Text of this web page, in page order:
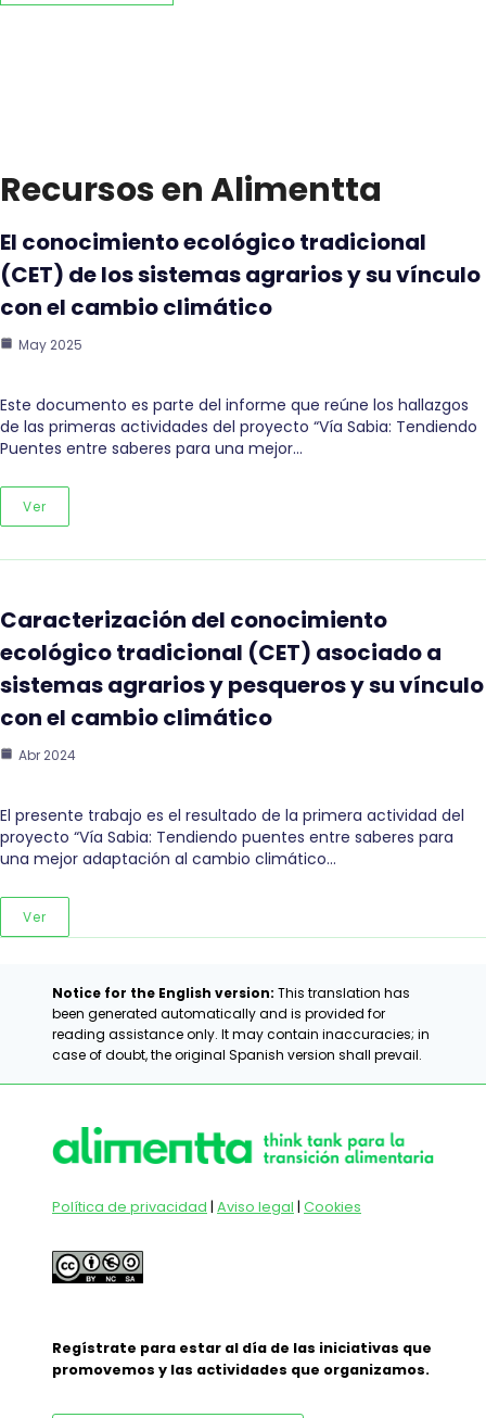
Recursos en Alimentta
El conocimiento ecológico tradicional
(CET) de los sistemas agrarios y su vínculo
con el cambio climático
May 2025
Este documento es parte del informe que reúne los hallazgos
de las primeras actividades del proyecto “Vía Sabia: Tendiendo
Puentes entre saberes para una mejor…
Ver
Caracterización del conocimiento
ecológico tradicional (CET) asociado a
sistemas agrarios y pesqueros y su vínculo
con el cambio climático
Abr 2024
El presente trabajo es el resultado de la primera actividad del
proyecto “Vía Sabia: Tendiendo puentes entre saberes para
una mejor adaptación al cambio climático…
Ver
Notice for the English version: This translation has
been generated automatically and is provided for
reading assistance only. It may contain inaccuracies; in
case of doubt, the original Spanish version shall prevail.
Política de privacidad | Aviso legal | Cookies
Regístrate para estar al día de las iniciativas que
promovemos y las actividades que organizamos.